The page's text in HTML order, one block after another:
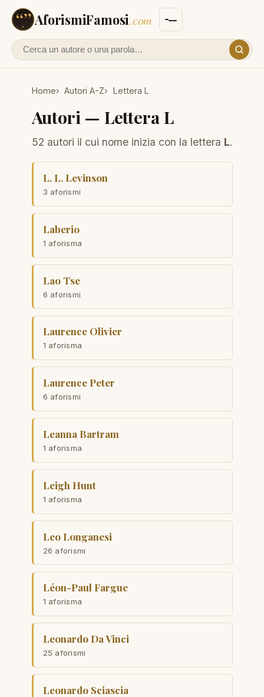
AforismiFamosi.com
Cerca un autore o un aforisma
Home Autori A-Z Lettera L
Autori — Lettera L
52 autori il cui nome inizia con la lettera L.
L. L. Levinson
3 aforismi
Laberio
1 aforisma
Lao Tse
6 aforismi
Laurence Olivier
1 aforisma
Laurence Peter
6 aforismi
Leanna Bartram
1 aforisma
Leigh Hunt
1 aforisma
Leo Longanesi
26 aforismi
Léon-Paul Fargue
1 aforisma
Leonardo Da Vinci
25 aforismi
Leonardo Sciascia